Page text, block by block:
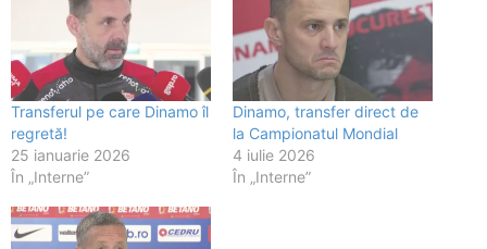
Transferul pe care Dinamo îl
regretă!
25 ianuarie 2026
În „Interne”
Dinamo, transfer direct de
la Campionatul Mondial
4 iulie 2026
În „Interne”